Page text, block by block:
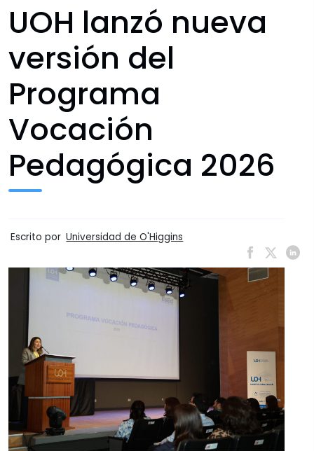
UOH lanzó nueva
versión del
Programa
Vocación
Pedagógica 2026
Escrito por Universidad de O'Higgins